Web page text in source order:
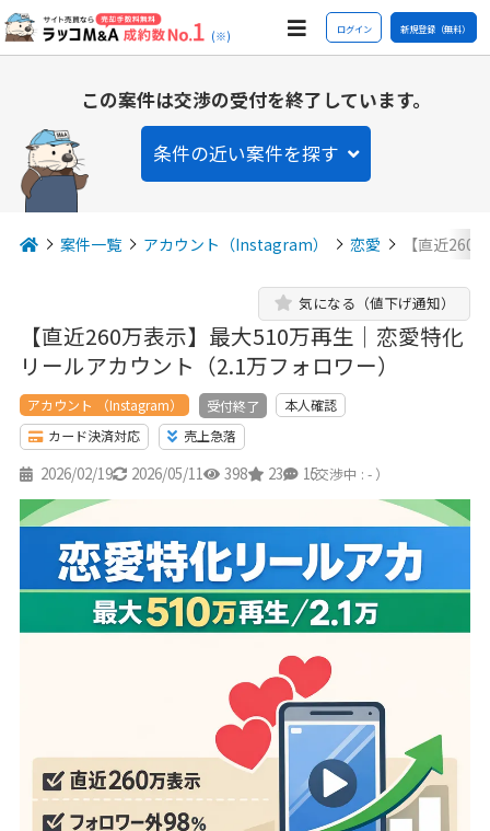
(※) ログイン 新規登録（無料）
この案件は交渉の受付を終了しています。
条件の近い案件を探す
案件一覧 アカウント（Instagram） 恋愛 【直近260
【直近260万表示】最大510万再生｜恋愛特化
リールアカウント（2.1万フォロワー）
気になる（値下げ通知）
アカウント （Instagram） 受付終了
本人確認
カード決済対応
売上急落
2026/02/19 2026/05/11 398 23 15
（交渉中 : - ）